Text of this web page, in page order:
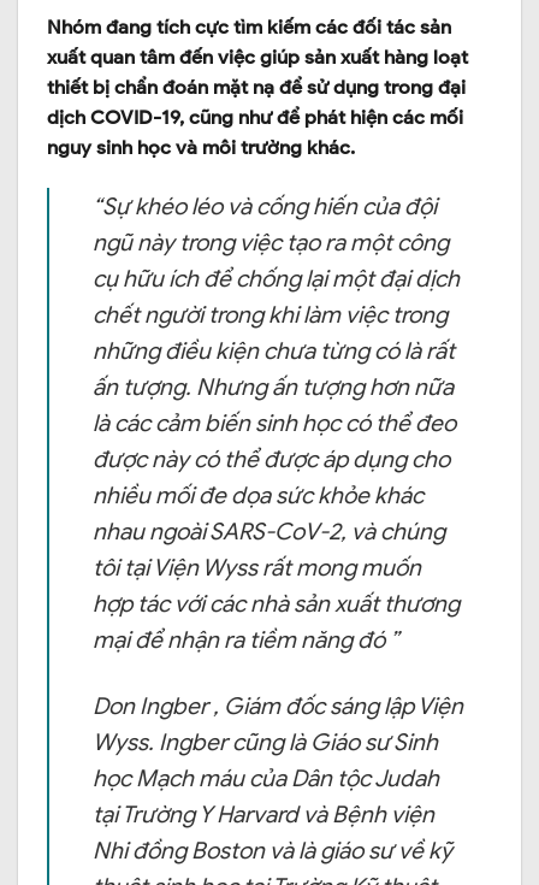
Nhóm đang tích cực tìm kiếm các đối tác sản
xuất quan tâm đến việc giúp sản xuất hàng loạt
thiết bị chẩn đoán mặt nạ để sử dụng trong đại
dịch COVID-19, cũng như để phát hiện các mối
nguy sinh học và môi trường khác.
“Sự khéo léo và cống hiến của đội
ngũ này trong việc tạo ra một công
cụ hữu ích để chống lại một đại dịch
chết người trong khi làm việc trong
những điều kiện chưa từng có là rất
ấn tượng. Nhưng ấn tượng hơn nữa
là các cảm biến sinh học có thể đeo
được này có thể được áp dụng cho
nhiều mối đe dọa sức khỏe khác
nhau ngoài SARS-CoV-2, và chúng
tôi tại Viện Wyss rất mong muốn
hợp tác với các nhà sản xuất thương
mại để nhận ra tiềm năng đó ”
Don Ingber , Giám đốc sáng lập Viện
Wyss. Ingber cũng là Giáo sư Sinh
học Mạch máu của Dân tộc Judah
tại Trường Y Harvard và Bệnh viện
Nhi đồng Boston và là giáo sư về kỹ